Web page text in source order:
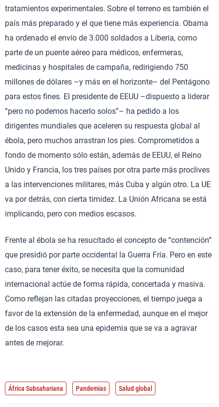
tratamientos experimentales. Sobre el terreno es también el
país más preparado y el que tiene más experiencia. Obama
ha ordenado el envío de 3.000 soldados a Liberia, como
parte de un puente aéreo para médicos, enfermeras,
medicinas y hospitales de campaña, redirigiendo 750
millones de dólares –y más en el horizonte– del Pentágono
para estos fines. El presidente de EEUU –dispuesto a liderar
“pero no podemos hacerlo solos”– ha pedido a los
dirigentes mundiales que aceleren su respuesta global al
ébola, pero muchos arrastran los pies. Comprometidos a
fondo de momento sólo están, además de EEUU, el Reino
Unido y Francia, los tres países por otra parte más proclives
a las intervenciones militares, más Cuba y algún otro. La UE
va por detrás, con cierta timidez. La Unión Africana se está
implicando, pero con medios escasos.
Frente al ébola se ha resucitado el concepto de “contención”
que presidió por parte occidental la Guerra Fría. Pero en este
caso, para tener éxito, se necesita que la comunidad
internacional actúe de forma rápida, concertada y masiva.
Como reflejan las citadas proyecciones, el tiempo juega a
favor de la extensión de la enfermedad, aunque en el mejor
de los casos esta sea una epidemia que se va a agravar
antes de mejorar.
África Subsahariana Pandemias Salud global